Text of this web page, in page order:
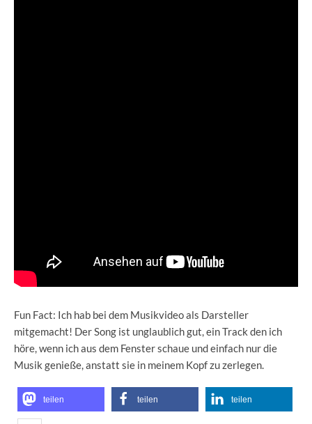
Fun Fact: Ich hab bei dem Musikvideo als Darsteller
mitgemacht! Der Song ist unglaublich gut, ein Track den ich
höre, wenn ich aus dem Fenster schaue und einfach nur die
Musik genieße, anstatt sie in meinem Kopf zu zerlegen.
teilen teilen teilen